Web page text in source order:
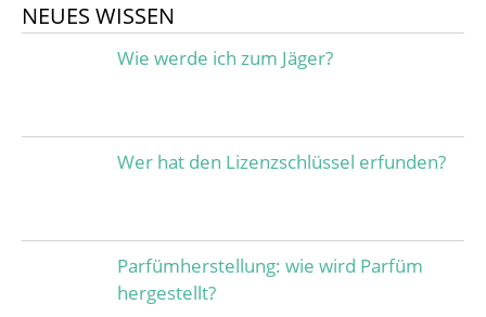
NEUES WISSEN
Wie werde ich zum Jäger?
Wer hat den Lizenzschlüssel erfunden?
Parfümherstellung: wie wird Parfüm
hergestellt?